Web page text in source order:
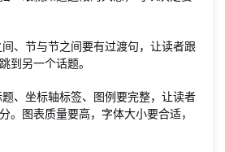
、节与节之间要有过渡句，让读者跟
到另一个话题。
题、坐标轴标签、图例要完整，让读者
。图表质量要高，字体大小要合适，